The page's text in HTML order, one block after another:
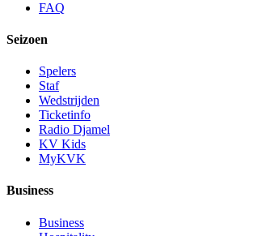
FAQ
Seizoen
Spelers
Staf
Wedstrijden
Ticketinfo
Radio Djamel
KV Kids
MyKVK
Business
Business